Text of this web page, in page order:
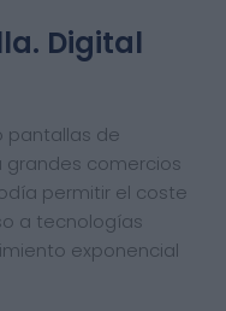
Digital
pantallas de
comercios
permitir el coste
a tecnologías
exponencial